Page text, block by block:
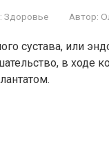
Здоровье Автор:
сустава, или
в ходе